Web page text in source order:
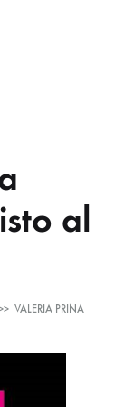
al
VALERIA PRINA